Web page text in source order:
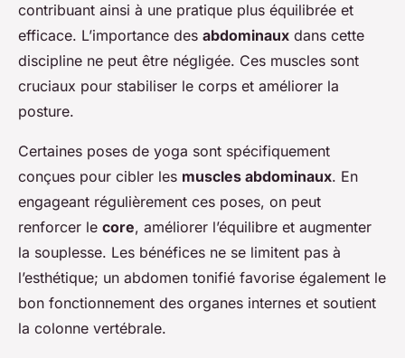
contribuant ainsi à une pratique plus équilibrée et
efficace. L’importance des abdominaux dans cette
discipline ne peut être négligée. Ces muscles sont
cruciaux pour stabiliser le corps et améliorer la
posture.
Certaines poses de yoga sont spécifiquement
conçues pour cibler les muscles abdominaux. En
engageant régulièrement ces poses, on peut
renforcer le core, améliorer l’équilibre et augmenter
la souplesse. Les bénéfices ne se limitent pas à
l’esthétique; un abdomen tonifié favorise également le
bon fonctionnement des organes internes et soutient
la colonne vertébrale.